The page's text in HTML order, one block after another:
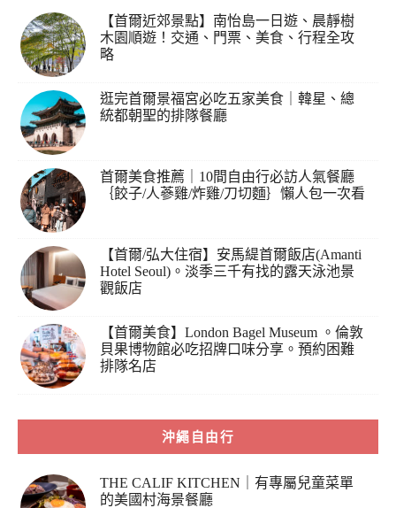
【首爾近郊景點】南怡島一日遊、晨靜樹
木園順遊！交通、門票、美食、行程全攻
略
逛完首爾景福宮必吃五家美食｜韓星、總
統都朝聖的排隊餐廳
首爾美食推薦｜10間自由行必訪人氣餐廳
｛餃子/人蔘雞/炸雞/刀切麵｝懶人包一次看
【首爾/弘大住宿】安馬緹首爾飯店(Amanti
Hotel Seoul)。淡季三千有找的露天泳池景
觀飯店
【首爾美食】London Bagel Museum 。倫敦
貝果博物館必吃招牌口味分享。預約困難
排隊名店
沖繩自由行
THE CALIF KITCHEN｜有專屬兒童菜單
的美國村海景餐廳